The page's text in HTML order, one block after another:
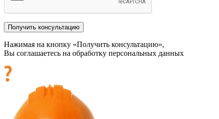
Нажимая на кнопку «Получить консультацию»,
Вы соглашаетесь на обработку персональных данных